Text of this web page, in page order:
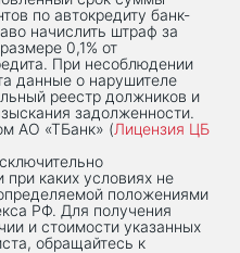
по автокредиту банк-
начислить штраф за
0,1% от
При несоблюдении
данные о нарушителе
реестр должников и
задолженности.
АО «ТБанк» (Лицензия ЦБ
каких условиях не
положениями
РФ. Для получения
и стоимости указанных
обращайтесь к